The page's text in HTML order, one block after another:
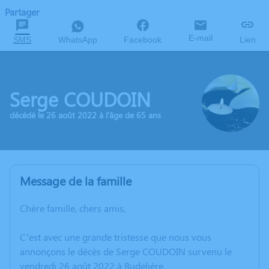
Partager
SMS WhatsApp Facebook E-mail Lien
Serge COUDOIN
décédé le 26 août 2022 à l'âge de 65 ans
Message de la famille
Chère famille, chers amis,
C’est avec une grande tristesse que nous vous
annonçons le décès de Serge COUDOIN survenu le
vendredi 26 août 2022 à Budelière.